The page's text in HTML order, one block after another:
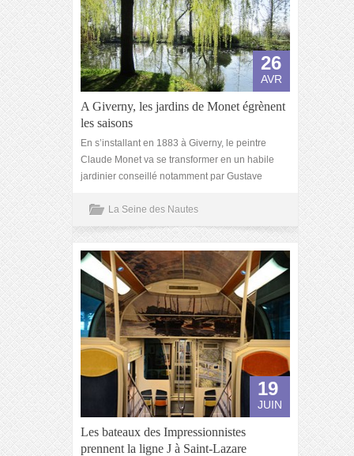
26
AVR
A Giverny, les jardins de Monet égrènent
les saisons
En s’installant en 1883 à Giverny, le peintre
Claude Monet va se transformer en un habile
jardinier conseillé notamment par Gustave
La Seine des Nautes
19
JUIN
Les bateaux des Impressionnistes
prennent la ligne J à Saint-Lazare